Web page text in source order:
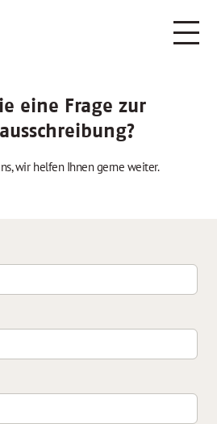
eine Frage zur
wir helfen Ihnen gerne weiter.